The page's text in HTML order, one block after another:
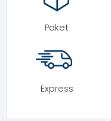
Paket
Express